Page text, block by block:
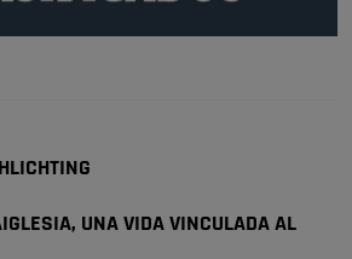
de verdad le importe la seguridad de Pozuelo
| El comisario de la …
UNA VIDA VINCULADA AL